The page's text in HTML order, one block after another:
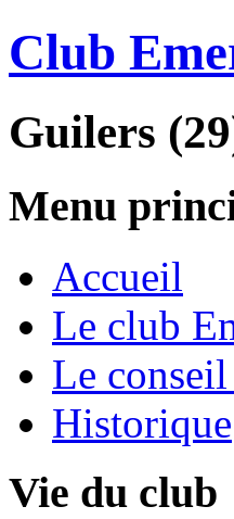
Club
Guilers
Menu
Accueil
Le club
Le
Historique
Vie du club